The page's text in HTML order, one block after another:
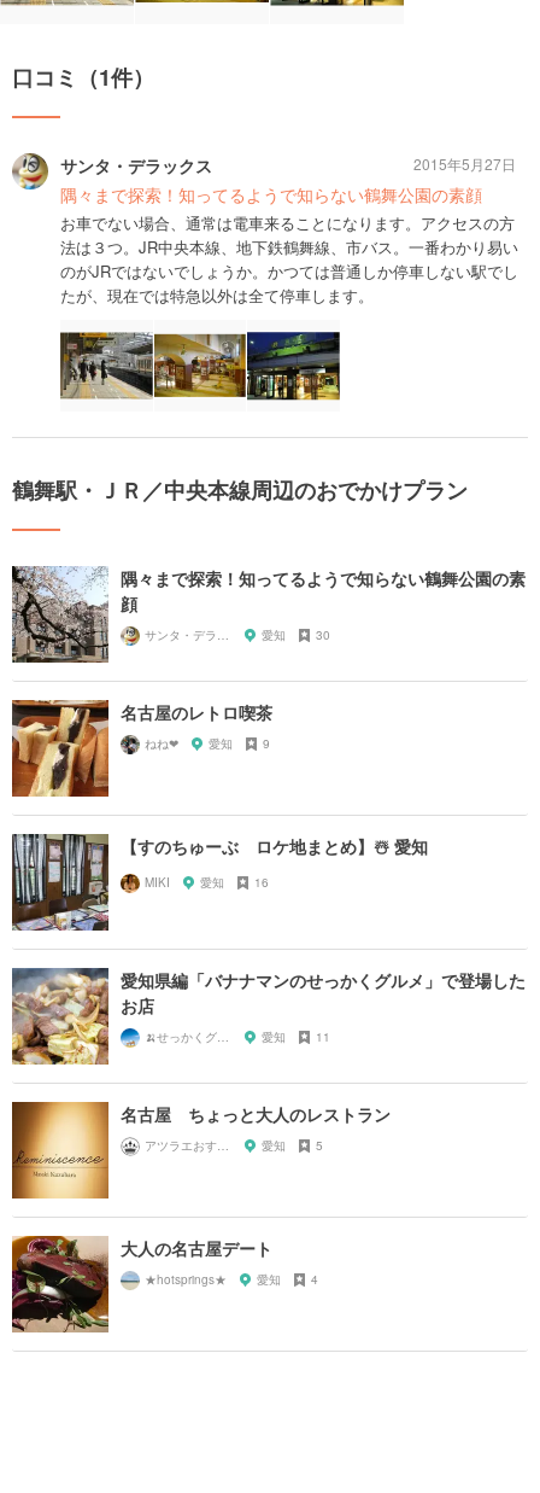
口コミ（1件）
サンタ・デラックス
隅々まで探索！知ってるようで知らない鶴舞公園の素顔
お車でない場合、通常は電車来ることになります。アクセスの方
法は３つ。JR中央本線、地下鉄鶴舞線、市バス。一番わかり易い
のがJRではないでしょうか。かつては普通しか停車しない駅でし
たが、現在では特急以外は全て停車します。
2015年5月27日
鶴舞駅・ＪＲ／中央本線周辺のおでかけプラン
隅々まで探索！知ってるようで知らない鶴舞公園の素
顔
サンタ・デラックス 愛知 30
名古屋のレトロ喫茶
ねね‪‪❤︎‬ 愛知 9
【すのちゅーぶ ロケ地まとめ】☃️ 愛知
MIKI 愛知 16
愛知県編「バナナマンのせっかくグルメ」で登場した
お店
🍌せっかくグルメまにあ🍌 愛知 11
名古屋 ちょっと大人のレストラン
アツラエおすすめ旅プラン！ 愛知 5
大人の名古屋デート
★hotsprings★ 愛知 4